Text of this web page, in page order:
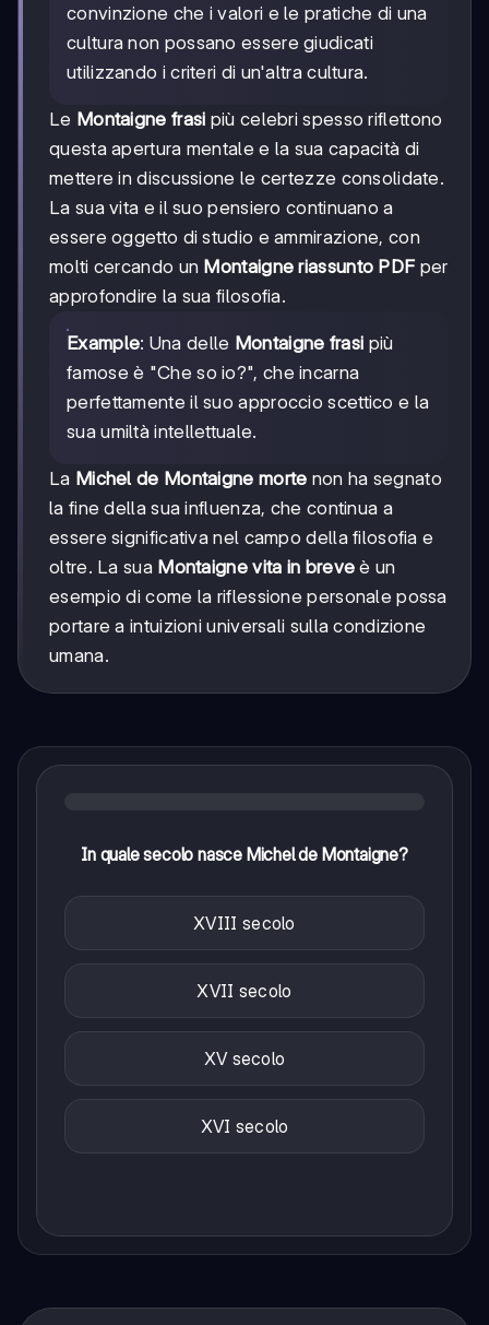
convinzione che i valori e le pratiche di una
cultura non possano essere giudicati
utilizzando i criteri di un'altra cultura.
Le Montaigne frasi più celebri spesso riflettono
questa apertura mentale e la sua capacità di
mettere in discussione le certezze consolidate.
La sua vita e il suo pensiero continuano a
essere oggetto di studio e ammirazione, con
molti cercando un Montaigne riassunto PDF per
approfondire la sua filosofia.
Example: Una delle Montaigne frasi più
famose è "Che so io?", che incarna
perfettamente il suo approccio scettico e la
sua umiltà intellettuale.
La Michel de Montaigne morte non ha segnato
la fine della sua influenza, che continua a
essere significativa nel campo della filosofia e
oltre. La sua Montaigne vita in breve è un
esempio di come la riflessione personale possa
portare a intuizioni universali sulla condizione
umana.
In quale secolo nasce Michel de Montaigne?
XVIII secolo
XVII secolo
XV secolo
XVI secolo